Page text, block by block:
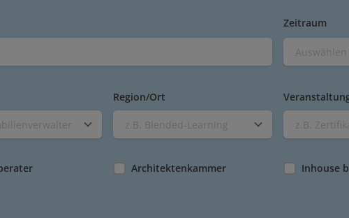
Zeitraum
Region/Ort
z.B. Blended-Learning z.B.
Architektenkammer Inhouse